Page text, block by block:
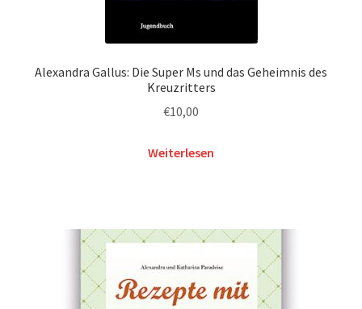
Alexandra Gallus: Die Super Ms und das Geheimnis des
Kreuzritters
€10,00
Weiterlesen